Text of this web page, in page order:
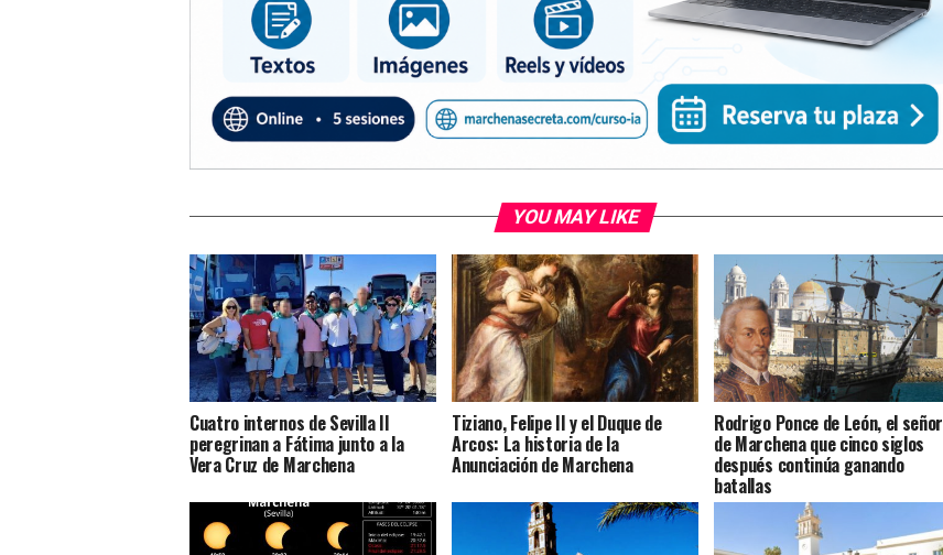
YOU MAY LIKE
Cuatro internos de Sevilla II
peregrinan a Fátima junto a la
Vera Cruz de Marchena
Tiziano, Felipe II y el Duque de
Arcos: La historia de la
Anunciación de Marchena
Rodrigo Ponce de León, el señor
de Marchena que cinco siglos
después continúa ganando
batallas